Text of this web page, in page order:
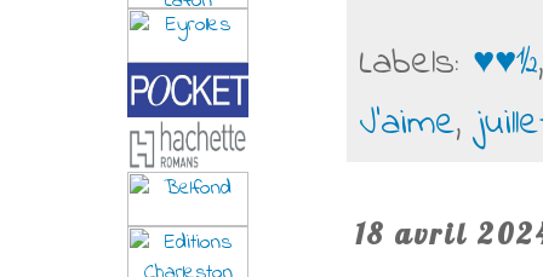
Labels: ♥♥½
J'aime,
18 avril